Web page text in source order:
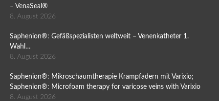
– VenaSeal®
8. August 2026
Saphenion®: Gefäßspezialisten weltweit – Venenkatheter 1.
Wahl…
8. August 2026
Saphenion®: Mikroschaumtherapie Krampfadern mit Varixio;
Saphenion®: Microfoam therapy for varicose veins with Varixio
8. August 2026